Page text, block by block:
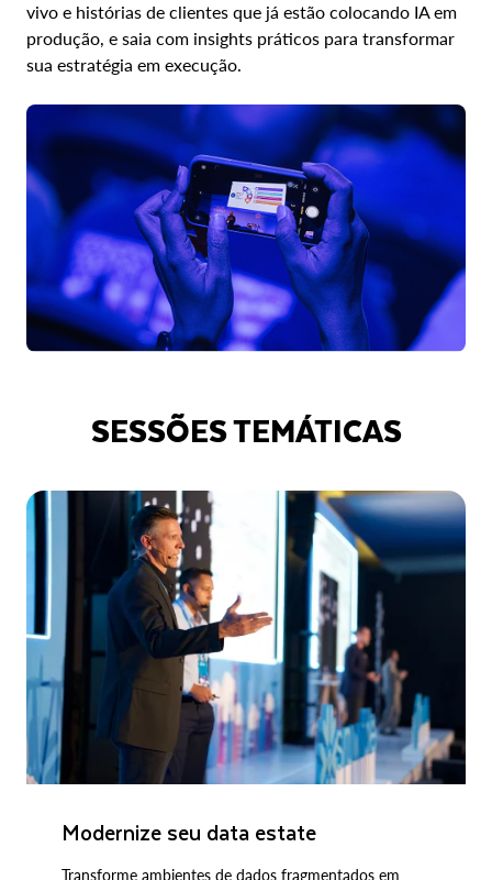
vivo e histórias de clientes que já estão colocando IA em
produção, e saia com insights práticos para transformar
sua estratégia em execução.
SESSÕES TEMÁTICAS
Modernize seu data estate
Transforme ambientes de dados fragmentados em